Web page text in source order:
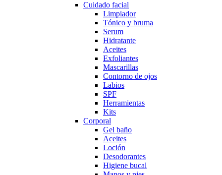
Cuidado facial
Limpiador
Tónico y bruma
Serum
Hidratante
Aceites
Exfoliantes
Mascarillas
Contorno de ojos
Labios
SPF
Herramientas
Kits
Corporal
Gel baño
Aceites
Loción
Desodorantes
Higiene bucal